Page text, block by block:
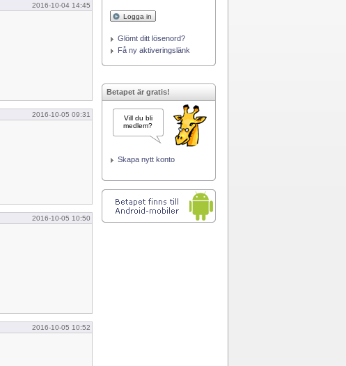
2016-10-04 14:45
2016-10-05 09:31
2016-10-05 10:50
2016-10-05 10:52
Logga in
Glömt ditt lösenord?
Få ny aktiveringslänk
Betapet är gratis!
Vill du bli
medlem?
Skapa nytt konto